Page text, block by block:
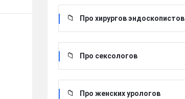
Про хирургов эндоскопистов
Про сексологов
Про женских урологов